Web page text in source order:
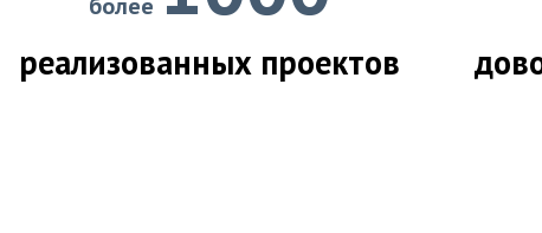
более
реализованных проектов